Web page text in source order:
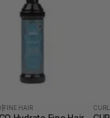
FINE HAIR